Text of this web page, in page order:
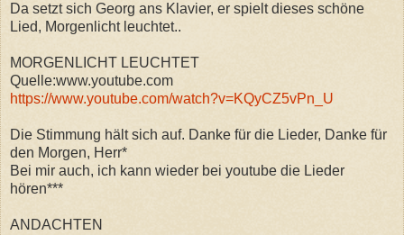
Da setzt sich Georg ans Klavier, er spielt dieses schöne
Lied, Morgenlicht leuchtet..
MORGENLICHT LEUCHTET
Quelle:www.youtube.com
https://www.youtube.com/watch?v=KQyCZ5vPn_U
Die Stimmung hält sich auf. Danke für die Lieder, Danke für
den Morgen, Herr*
Bei mir auch, ich kann wieder bei youtube die Lieder
hören***
ANDACHTEN